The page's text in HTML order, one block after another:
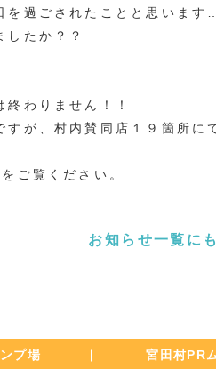
を過ごされたことと思いま
したか？？
わりません！！
が、村内賛同店１９箇所に
ご覧ください。
お知らせ一覧に
プ場 宮田村PR